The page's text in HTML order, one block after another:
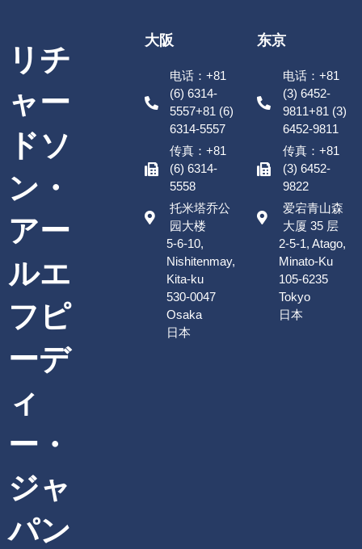
リチ
ャー
ドソ
ン・
アー
ルエ
フピ
ーデ
ィ
ー・
ジャ
パン
大阪
电话：+81
(6) 6314-
5557+81 (6)
6314-5557
传真：+81
(6) 6314-
5558
托米塔乔公
园大楼
5-6-10,
Nishitenmay,
Kita-ku
530-0047
Osaka
日本
东京
电话：+81
(3) 6452-
9811+81 (3)
6452-9811
传真：+81
(3) 6452-
9822
爱宕青山森
大厦 35 层
2-5-1, Atago,
Minato-Ku
105-6235
Tokyo
日本